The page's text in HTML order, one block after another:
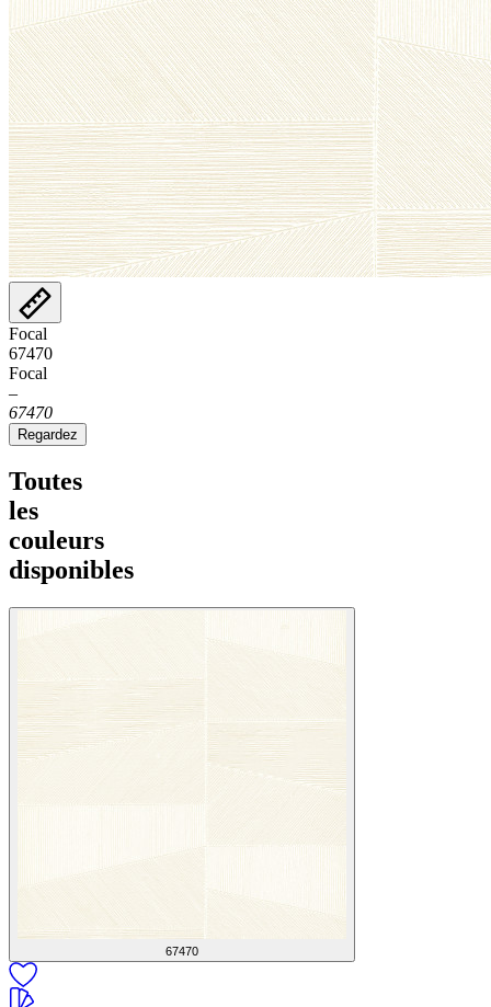
Focal
67470
Focal
–
67470
Regardez
Toutes
les
couleurs
disponibles
67470